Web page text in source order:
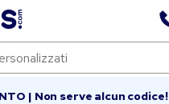
| Non serve alcun codice!